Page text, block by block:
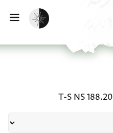
הפעלת מצב כהה
T-S NS 188.20